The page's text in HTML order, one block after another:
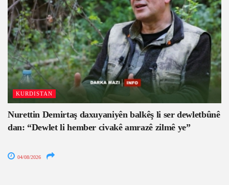
KURDISTAN
Nurettin Demirtaş daxuyaniyên balkêş li ser dewletbûnê
dan: “Dewlet li hember civakê amrazê zilmê ye”
04/08/2026